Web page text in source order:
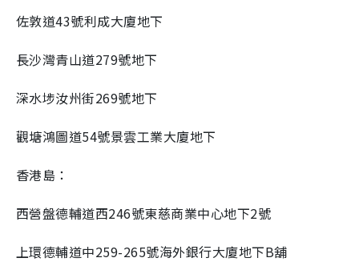
佐敦道43號利成大廈地下
長沙灣青山道279號地下
深水埗汝州街269號地下
觀塘鴻圖道54號景雲工業大廈地下
香港島：
西營盤德輔道西246號東慈商業中心地下2號
上環德輔道中259-265號海外銀行大廈地下B舖